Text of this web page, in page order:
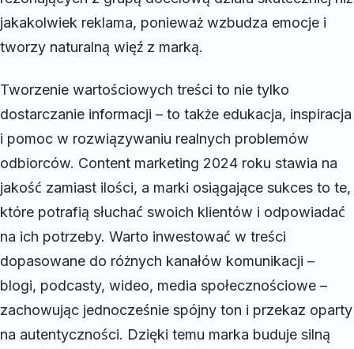
jakakolwiek reklama, ponieważ wzbudza emocje i
tworzy naturalną więź z marką.
Tworzenie wartościowych treści to nie tylko
dostarczanie informacji – to także edukacja, inspiracja
i pomoc w rozwiązywaniu realnych problemów
odbiorców. Content marketing 2024 roku stawia na
jakość zamiast ilości, a marki osiągające sukces to te,
które potrafią słuchać swoich klientów i odpowiadać
na ich potrzeby. Warto inwestować w treści
dopasowane do różnych kanałów komunikacji –
blogi, podcasty, wideo, media społecznościowe –
zachowując jednocześnie spójny ton i przekaz oparty
na autentyczności. Dzięki temu marka buduje silną